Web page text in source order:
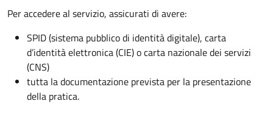
Per accedere al servizio, assicurati di avere:
SPID (sistema pubblico di identità digitale), carta
d’identità elettronica (CIE) o carta nazionale dei servizi
(CNS)
tutta la documentazione prevista per la presentazione
della pratica.